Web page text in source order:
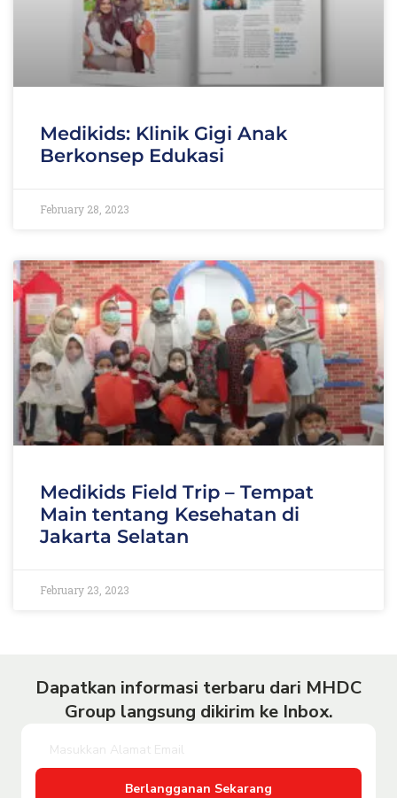
Medikids: Klinik Gigi Anak
Berkonsep Edukasi
February 28, 2023
Medikids Field Trip – Tempat
Main tentang Kesehatan di
Jakarta Selatan
February 23, 2023
Dapatkan informasi terbaru dari MHDC
Group langsung dikirim ke Inbox.
Berlangganan Sekarang